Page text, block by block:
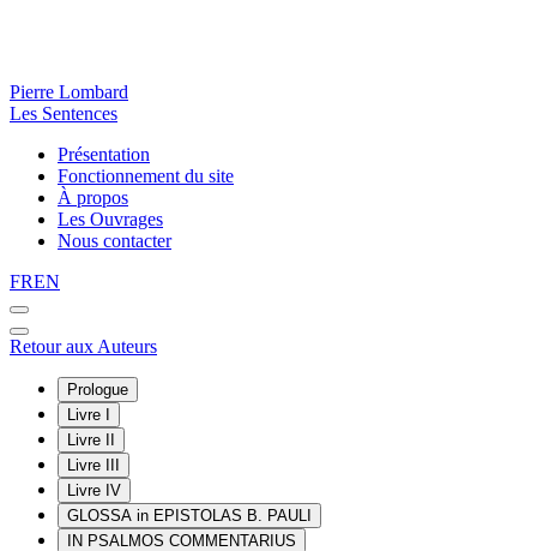
Pierre Lombard
Les Sentences
Présentation
Fonctionnement du site
À propos
Les Ouvrages
Nous contacter
FREN
Retour aux Auteurs
Prologue
Livre I
Livre II
Livre III
Livre IV
GLOSSA in EPISTOLAS B. PAULI
IN PSALMOS COMMENTARIUS